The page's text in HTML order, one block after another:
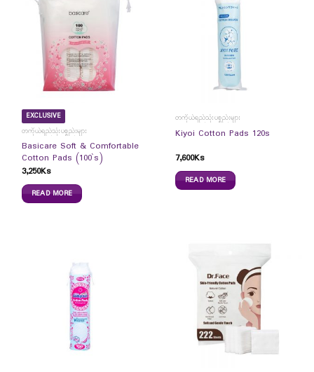
EXCLUSIVE
တကိုယ်ရည်သုံးပစ္စည်းများ
Basicare Soft & Comfortable
Cotton Pads (100`s)
3,250Ks
READ MORE
တကိုယ်ရည်သုံးပစ္စည်းများ
Kiyoi Cotton Pads 120s
7,600Ks
READ MORE